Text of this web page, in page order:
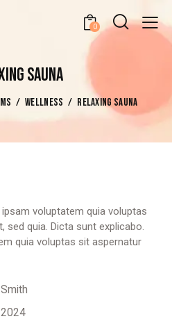
0
SAUNA
WELLNESS RELAXING SAUNA
voluptatem quia voluptas
sed quia. Dicta sunt explicabo.
quia voluptas sit aspernatur